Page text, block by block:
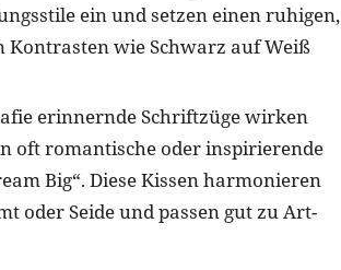
ein und setzen einen ruhigen,
wie Schwarz auf Weiß
erinnernde Schriftzüge wirken
oft romantische oder inspirierende
Big“. Diese Kissen harmonieren
oder Seide und passen gut zu Art-